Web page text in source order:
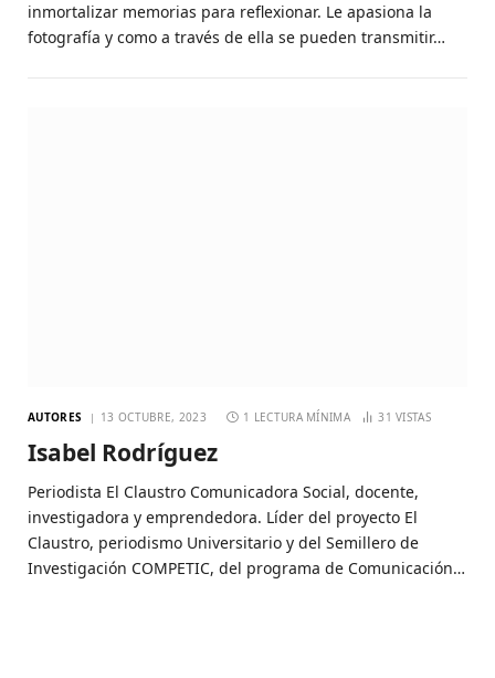
inmortalizar memorias para reflexionar. Le apasiona la
fotografía y como a través de ella se pueden transmitir…
AUTORES 13 OCTUBRE, 2023 1 LECTURA MÍNIMA 31VISTAS
Isabel Rodríguez
Periodista El Claustro Comunicadora Social, docente,
investigadora y emprendedora. Líder del proyecto El
Claustro, periodismo Universitario y del Semillero de
Investigación COMPETIC, del programa de Comunicación…